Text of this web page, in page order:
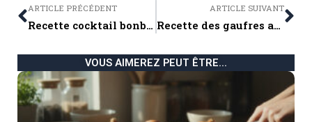
ARTICLE PRÉCÉDENT
Recette cocktail bonbon candy cane spritzer
ARTICLE SUIVANT
Recette des gaufres au chocolat blanc framboises et basilic
VOUS AIMEREZ PEUT ÊTRE...